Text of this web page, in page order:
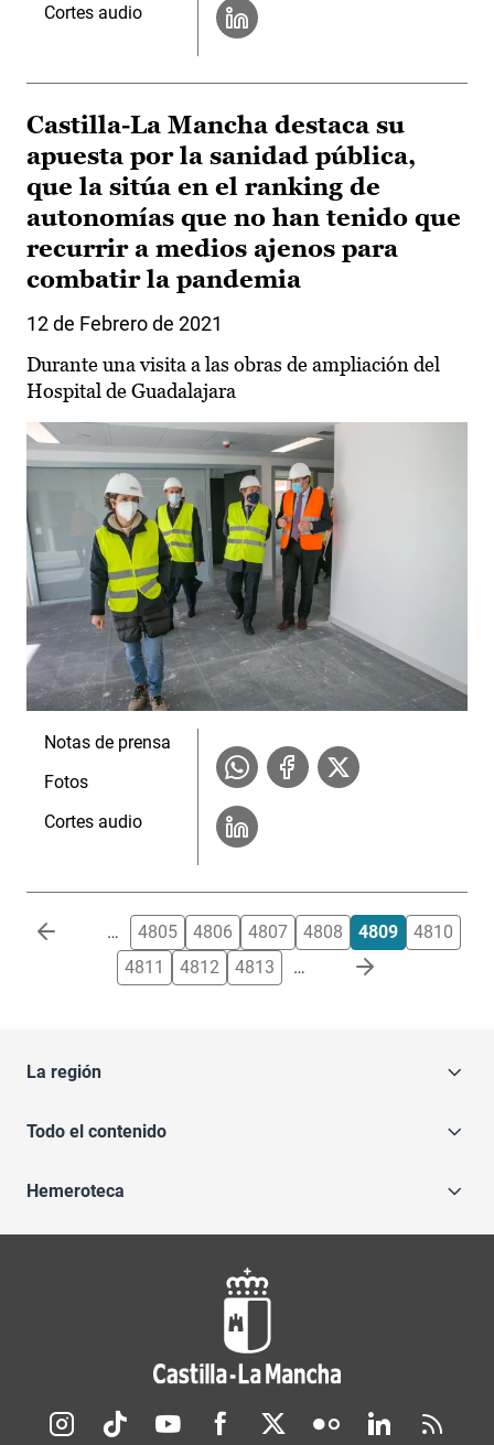
Cortes audio
Castilla-La Mancha destaca su
apuesta por la sanidad pública,
que la sitúa en el ranking de
autonomías que no han tenido que
recurrir a medios ajenos para
combatir la pandemia
12 de Febrero de 2021
Durante una visita a las obras de ampliación del
Hospital de Guadalajara
Notas de prensa
Fotos
Cortes audio
Paginación … 4805 4806 4807 4808 4809
4810
4811
4812 4813 …
La región
Todo el contenido
Hemeroteca
Redes sociales JCCM